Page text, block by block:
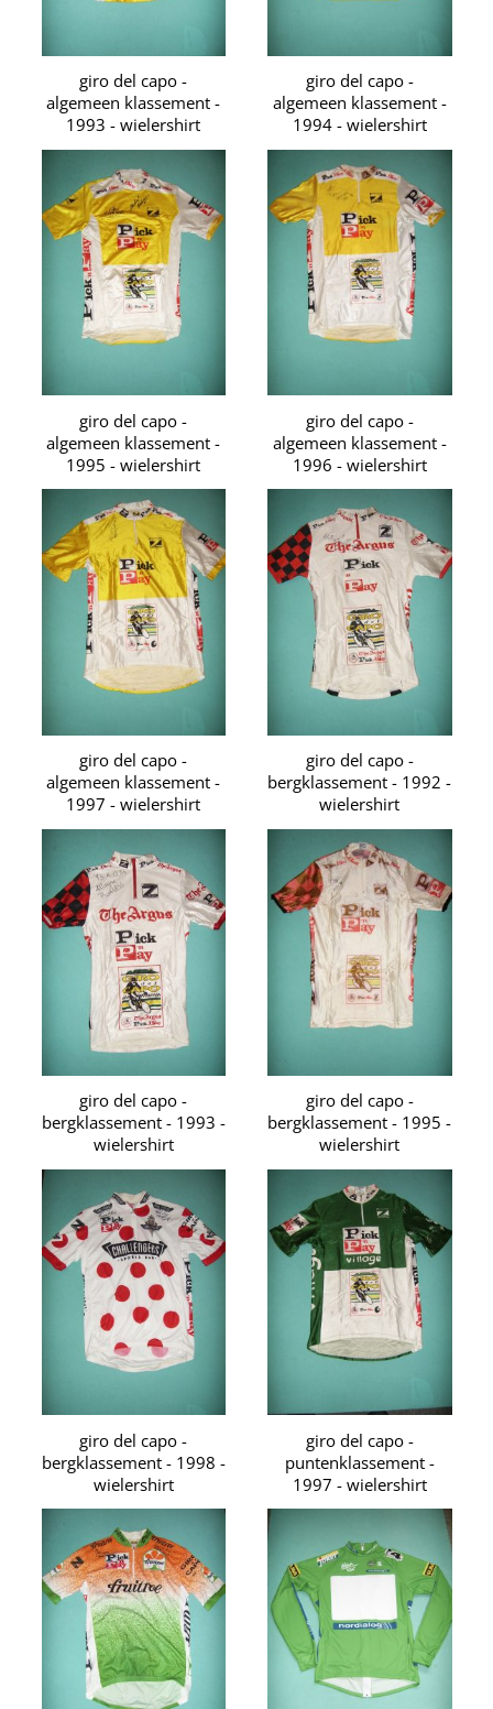
giro del capo -
algemeen klassement -
1993 - wielershirt
giro del capo -
algemeen klassement -
1994 - wielershirt
giro del capo -
algemeen klassement -
1995 - wielershirt
giro del capo -
algemeen klassement -
1996 - wielershirt
giro del capo -
algemeen klassement -
1997 - wielershirt
giro del capo -
bergklassement - 1992 -
wielershirt
giro del capo -
bergklassement - 1993 -
wielershirt
giro del capo -
bergklassement - 1995 -
wielershirt
giro del capo -
bergklassement - 1998 -
wielershirt
giro del capo -
puntenklassement -
1997 - wielershirt